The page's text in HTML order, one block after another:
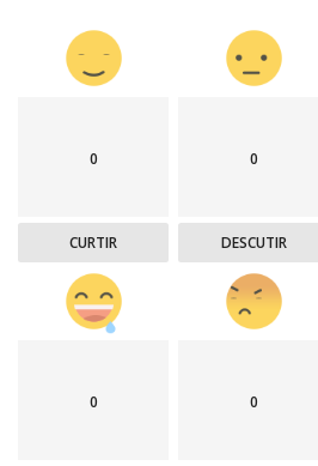
0
CURTIR
0
DESCUTIR
0 0